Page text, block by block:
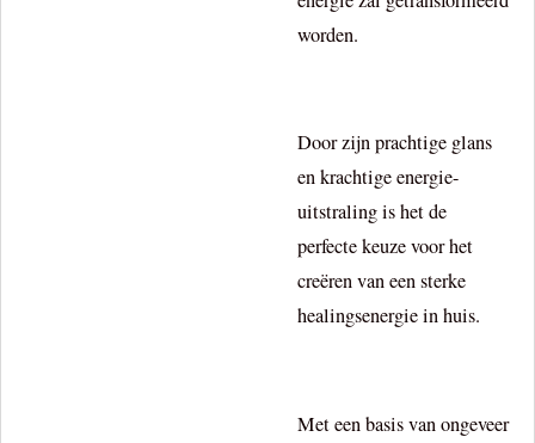
worden.
Door zijn prachtige glans
en krachtige energie-
uitstraling is het de
perfecte keuze voor het
creëren van een sterke
healingsenergie in huis.
Met een basis van ongeveer